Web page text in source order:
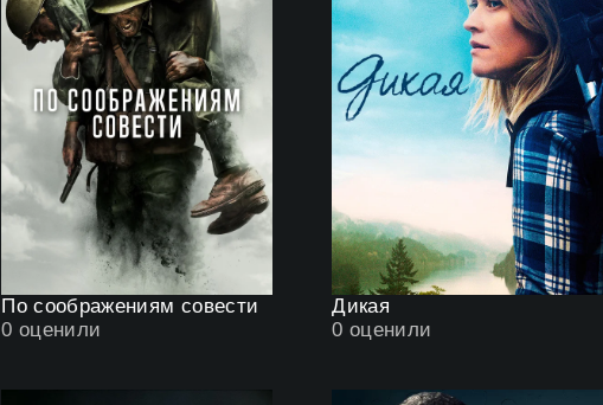
По соображениям совести
0 оценили
Дикая
0 оценили